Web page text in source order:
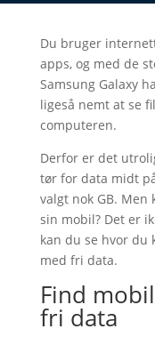
Du bruger
apps, og med de
Samsung Galaxy
ligeså nemt at se
computeren.
Derfor er det
tør for data midt
valgt nok GB.
sin mobil? Det er
kan du se hvor du
med fri data.
Find
fri data